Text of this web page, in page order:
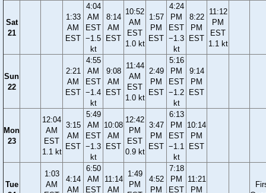
Sat
21
1:33
AM
EST
4:04
AM
EST
−1.5
kt
8:14
AM
EST
10:52
AM
EST
1.0 kt
1:57
PM
EST
4:24
PM
EST
−1.3
kt
8:22
PM
EST
11:12
PM
EST
1.1 kt
Sun
22
2:21
AM
EST
4:55
AM
EST
−1.4
kt
9:08
AM
EST
11:44
AM
EST
1.0 kt
2:49
PM
EST
5:16
PM
EST
−1.2
kt
9:14
PM
EST
Mon
23
12:04
AM
EST
1.1 kt
3:15
AM
EST
5:49
AM
EST
−1.3
kt
10:08
AM
EST
12:42
PM
EST
0.9 kt
3:47
PM
EST
6:13
PM
EST
−1.1
kt
10:14
PM
EST
Tue
1:03
AM
4:14
AM
6:50
AM
EST
11:14
AM
1:49
PM
4:52
PM
7:18
PM
EST
11:21
PM